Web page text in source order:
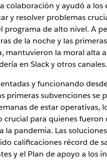
colaboración y ayudó a los
y resolver problemas
programa de alto nivel. A
de la noche y las
mantuvieron la moral alta
en Slack y otros canales.
y funcionando
primeras subvenciones se
de estar operativas,
crucial para quienes fueron
la pandemia. Las
calificaciones récord de
y el Plan de apoyo a los